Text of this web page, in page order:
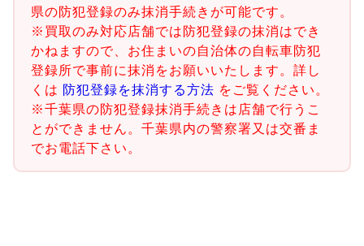
県の防犯登録のみ抹消手続きが可能です。
※買取のみ対応店舗では防犯登録の抹消はでき
かねますので、お住まいの自治体の自転車防犯
登録所で事前に抹消をお願いいたします。詳し
くは 防犯登録を抹消する方法 をご覧ください。
※千葉県の防犯登録抹消手続きは店舗で行うこ
とができません。千葉県内の警察署又は交番ま
でお電話下さい。